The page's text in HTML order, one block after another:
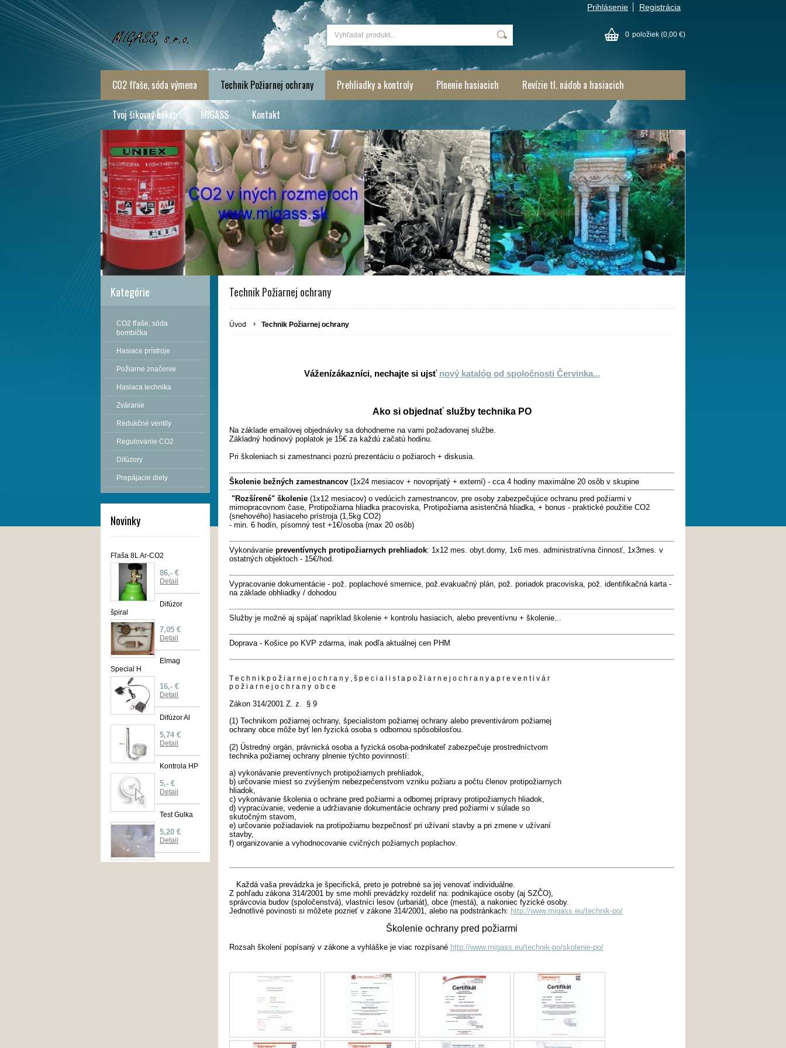
Prihlásenie Registrácia
0 položiek (0,00 €)
CO2 fľaše, sóda výmena Technik Požiarnej ochrany Prehliadky a kontroly Plnenie hasiacich Revízie tl. nádob a hasiacich
Tvoj šikovný nákup MIGASS Kontakt
Kategórie
CO2 fľaše, sóda
bombička
Hasiace prístroje
Požiarne značenie
Hasiaca technika
Zváranie
Redukčné ventily
Regulovanie CO2
Difúzory
Prepájacie diely
Novinky
Fľaša 8L Ar-CO2
86,- €
Detail
Difúzor
špiral
7,05 €
Detail
Elmag
Special H
16,- €
Detail
Difúzor Al
5,74 €
Detail
Kontrola HP
5,- €
Detail
Test Gulka
5,20 €
Detail
Technik Požiarnej ochrany
Úvod Technik Požiarnej ochrany
Váženízákazníci, nechajte si ujsť nový katalóg od spoločnosti Červinka...
Ako si objednať služby technika PO
Na základe emailovej objednávky sa dohodneme na vami požadovanej službe.
Základný hodinový poplatok je 15€ za každú začatú hodinu.
Pri školeniach si zamestnanci pozrú prezentáciu o požiaroch + diskusia.
Školenie bežných zamestnancov (1x24 mesiacov + novoprijatý + externí) - cca 4 hodiny maximálne 20 osôb v skupine
"Rozšírené" školenie (1x12 mesiacov) o vedúcich zamestnancov, pre osoby zabezpečujúce ochranu pred požiarmi v
mimopracovnom čase,
Protipožiarna hliadka pracoviska,
Protipožiarna asistenčná hliadka, + bonus - praktické použitie CO2
(snehového) hasiaceho prístroja (1,5kg CO2)
- min. 6 hodín, písomný test +1€/osoba (max 20 osôb)
Vykonávanie preventívnych protipožiarnych prehliadok: 1x12 mes. obyt.domy, 1x6 mes. administratívna činnosť, 1x3mes. v
ostatných objektoch - 15€/hod.
Vypracovanie dokumentácie - pož. poplachové smernice, pož.evakuačný plán, pož. poriadok pracoviska, pož. identifikačná karta -
na základe obhliadky / dohodou
Služby je možné aj spájať napríklad školenie + kontrolu hasiacich, alebo preventívnu + školenie...
Doprava - Košice po KVP zdarma, inak podľa aktuálnej cen PHM
T e c h n i k p o ž i a r n e j o c h r a n y , š p e c i a l i s t a p o ž i a r n e j o c h r a n y a p r e v e n t i v á r
p o ž i a r n e j o c h r a n y o b c e
Zákon 314/2001 Z. z. § 9
(1) Technikom požiarnej ochrany, špecialistom požiarnej ochrany alebo preventivárom požiarnej
ochrany obce môže byť len fyzická osoba s odbornou spôsobilosťou.
(2) Ústredný orgán, právnická osoba a fyzická osoba-podnikateľ zabezpečuje prostredníctvom
technika požiarnej ochrany plnenie týchto povinností:
a) vykonávanie preventívnych protipožiarnych prehliadok,
b) určovanie miest so zvýšeným nebezpečenstvom vzniku požiaru a počtu členov protipožiarnych
hliadok,
c) vykonávanie školenia o ochrane pred požiarmi a odbornej prípravy protipožiarnych hliadok,
d) vypracúvanie, vedenie a udržiavanie dokumentácie ochrany pred požiarmi v súlade so
skutočným stavom,
e) určovanie požiadaviek na protipožiarnu bezpečnosť pri užívaní stavby a pri zmene v užívaní
stavby,
f) organizovanie a vyhodnocovanie cvičných požiarnych poplachov.
Každá vaša prevádzka je špecifická, preto je potrebné sa jej venovať individuálne.
Z pohľadu zákona 314/2001 by sme mohli prevádzky rozdeliť na: podnikajúce osoby (aj SZČO),
správcovia budov (spoločenstvá), vlastníci lesov (urbariát), obce (mestá), a nakoniec fyzické osoby.
Jednotlivé povinosti si môžete pozrieť v zákone 314/2001, alebo na podstránkach: http://www.migass.eu/technik-po/
Školenie ochrany pred požiarmi
Rozsah školení popísaný v zákone a vyhláške je viac rozpísané http://www.migass.eu/technik-po/skolenie-po/